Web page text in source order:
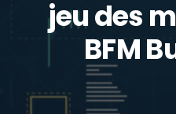
jeu des
BFM